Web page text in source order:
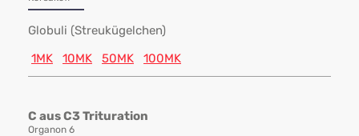
Globuli (Streukügelchen)
1MK
10MK 50MK 100MK
C aus C3 Trituration
Organon 6